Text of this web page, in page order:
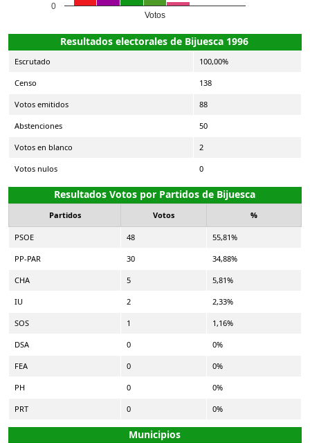
Votos
0
Resultados electorales de Bijuesca 1996
Escrutado 100,00%
Censo 138
Votos emitidos 88
Abstenciones 50
Votos en blanco 2
Votos nulos 0
Resultados Votos por Partidos de Bijuesca
Partidos Votos %
PSOE 48 55,81%
PP-PAR 30 34,88%
CHA 5 5,81%
IU 2 2,33%
SOS 1 1,16%
DSA 0 0%
FEA 0 0%
PH 0 0%
PRT 0 0%
Municipios